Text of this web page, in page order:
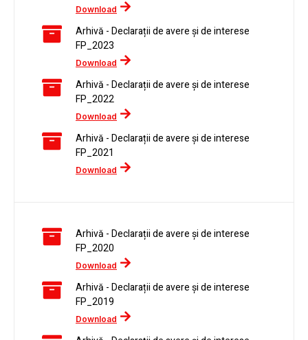
Download
Arhivă - Declarații de avere și de interese
FP_2023
Download
Arhivă - Declarații de avere și de interese
FP_2022
Download
Arhivă - Declarații de avere și de interese
FP_2021
Download
Arhivă - Declarații de avere și de interese
FP_2020
Download
Arhivă - Declarații de avere și de interese
FP_2019
Download